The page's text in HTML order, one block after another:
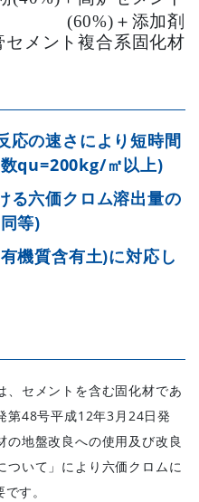
(60%)＋添加剤
セメント複合系固化材
の速さにより短時間
qu=200kg/㎡以上)
六価クロム溶出量の
等)
機質含有土)に対応し
、セメントを含む固化材であ
第48号平成12年3月24日発
の地盤改良への使用及び改良
ついて」により六価クロムに
す。